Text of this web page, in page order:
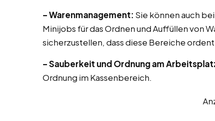
– Warenmanagement: Sie können auch
Minijobs für das Ordnen und Auffüllen von
sicherzustellen, dass diese Bereiche
– Sauberkeit und Ordnung am
Ordnung im Kassenbereich.